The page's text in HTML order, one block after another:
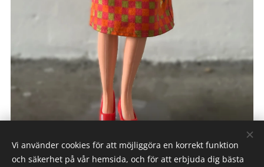
Vi använder cookies för att möjliggöra en korrekt funktion
och säkerhet på vår hemsida, och för att erbjuda dig bästa